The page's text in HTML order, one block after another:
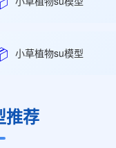
小草植物su模型
推荐